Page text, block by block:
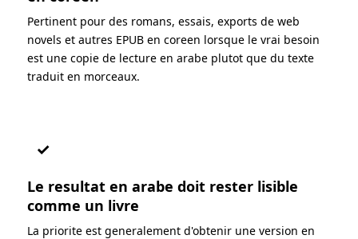
Pertinent pour des romans, essais, exports de web
novels et autres EPUB en coreen lorsque le vrai besoin
est une copie de lecture en arabe plutot que du texte
traduit en morceaux.
✓
Le resultat en arabe doit rester lisible
comme un livre
La priorite est generalement d'obtenir une version en